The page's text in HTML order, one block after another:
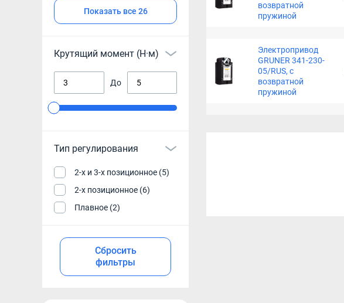
Показать все 26
Крутящий момент (Н·м)
До
Тип регулирования
2-х и 3-х позиционное (5)
2-х позиционное (6)
Плавное (2)
Сбросить
фильтры
возвратной
пружиной
Электропривод
GRUNER 341-230-
05/RUS, с
возвратной
пружиной